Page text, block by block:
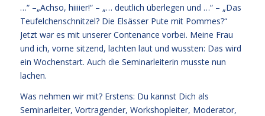
…“ –„Achso, hiiiier!“ – „… deutlich überlegen und …“ – „Das
Teufelchenschnitzel? Die Elsässer Pute mit Pommes?“
Jetzt war es mit unserer Contenance vorbei. Meine Frau
und ich, vorne sitzend, lachten laut und wussten: Das wird
ein Wochenstart. Auch die Seminarleiterin musste nun
lachen.
Was nehmen wir mit? Erstens: Du kannst Dich als
Seminarleiter, Vortragender, Workshopleiter, Moderator,